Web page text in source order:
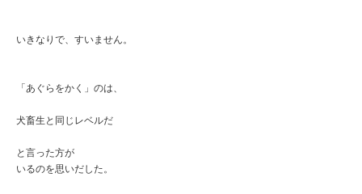
いきなりで、すいません。
「あぐらをかく」のは、
犬畜生と同じレベルだ
と言った方が
いるのを思いだした。